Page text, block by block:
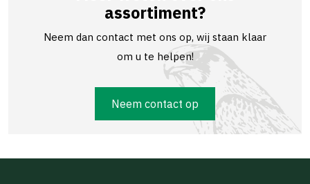
assortiment?
Neem dan contact met ons op, wij staan klaar
om u te helpen!
Neem contact op